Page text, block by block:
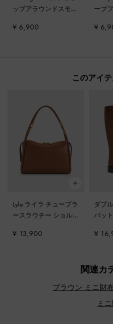
ップアラウンドスモー
レート
¥ 6,900
ーブ
¥
このアイ
Lyla ライラ チューブラ
ースラウチー ショル
ート
¥ 13,900
ダブ
バッ
¥
関連カ
ブラウン ミニ財
ミ